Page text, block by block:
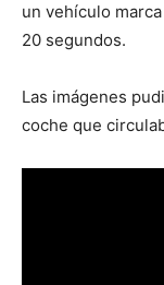
un vehículo
20 segundos.
Las imágenes
coche que